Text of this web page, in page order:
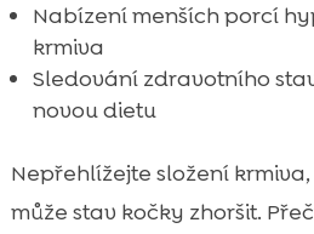
Nabízení menších porcí
krmiva
Sledování zdravotního
novou dietu
Nepřehlížejte složení
může stav kočky zhoršit.